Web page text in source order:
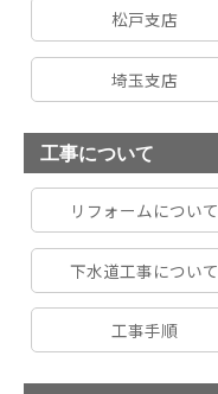
松戸支店
埼玉支店
工事について
リフォームについて
下水道工事について
工事手順